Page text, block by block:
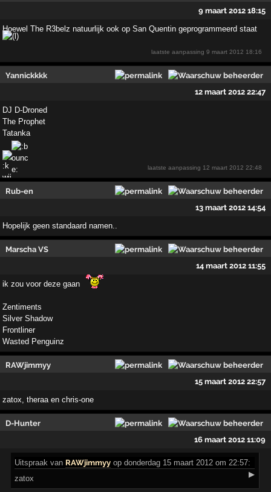
9 maart 2012 18:15
Hoewel The R3belz natuurlijk ook op San Quentin geprogrammeerd staat
laatste aanpassing9 maart 2012 18:16
Yannickkkk
12 maart 2012 22:47
DJ D-Droned
The Prophet
Tatanka
laatste aanpassing 12 maart 2012 22:48
Rub-en
13 maart 2012 14:54
Hopelijk geen standaard namen..
Marscha VS
14 maart 2012 11:55
ik zou voor deze gaan
Zentiments
Silver Shadow
Frontliner
Wasted Penguinz
RAWjimmyy
15 maart 2012 22:57
zatox, theraa en chris-one
D-Hunter
16 maart 2012 11:09
Uitspraak van RAWjimmyy op donderdag 15 maart 2012 om 22:57:
▶
zatox